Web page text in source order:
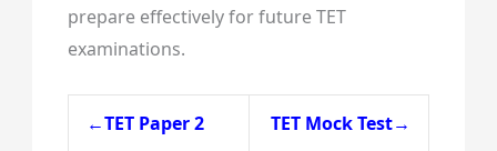
prepare effectively for future TET
examinations.
←TET Paper 2 TET Mock Test→